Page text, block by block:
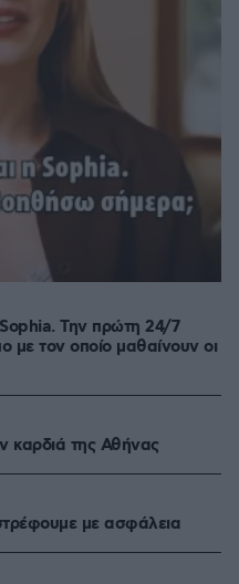
Την πρώτη 24/7
με τον οποίο μαθαίνουν οι
καρδιά της Αθήνας
με ασφάλεια